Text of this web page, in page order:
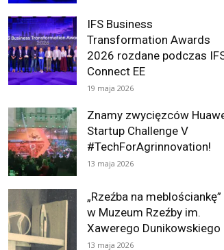
IFS Business
Transformation Awards
2026 rozdane podczas
Connect EE
19 maja 2026
Znamy zwycięzców
Startup Challenge V
#TechForAgrinnovation!
13 maja 2026
„Rzeźba na meblościankę”
w Muzeum Rzeźby im.
Xawerego Dunikowskiego
13 maja 2026